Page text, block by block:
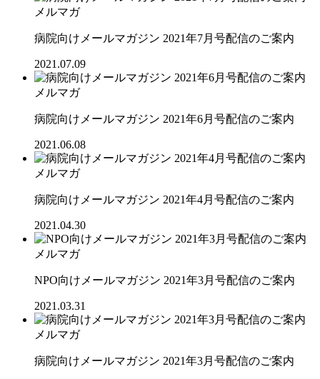
メルマガ
病院向けメールマガジン 2021年7月号配信のご案内
2021.07.09
メルマガ
病院向けメールマガジン 2021年6月号配信のご案内
2021.06.08
メルマガ
病院向けメールマガジン 2021年4月号配信のご案内
2021.04.30
メルマガ
NPO向けメールマガジン 2021年3月号配信のご案内
2021.03.31
メルマガ
病院向けメールマガジン 2021年3月号配信のご案内